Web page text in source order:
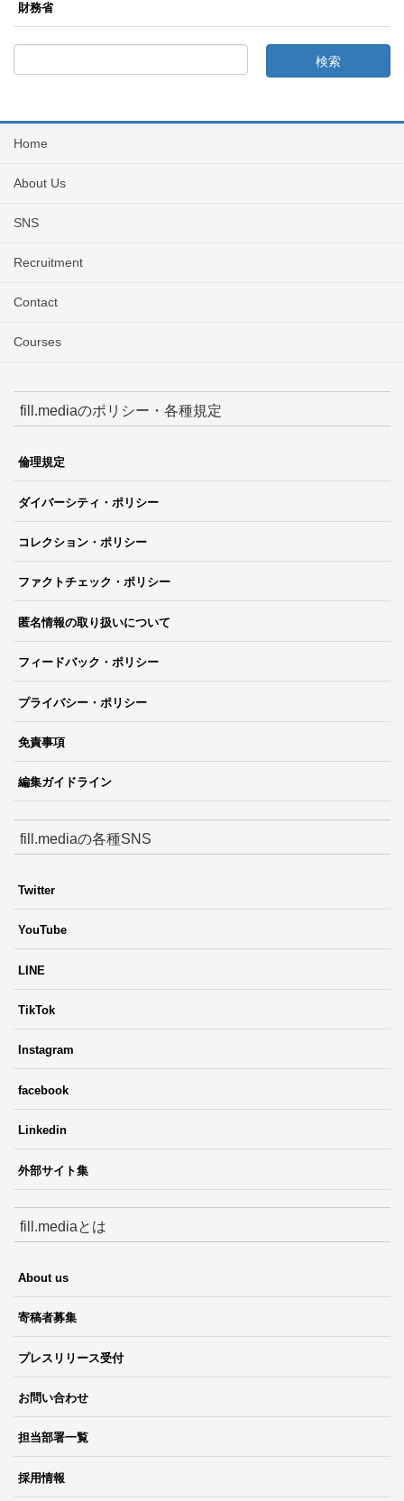
財務省
Home
About Us
SNS
Recruitment
Contact
Courses
fill.mediaのポリシー・各種規定
倫理規定
ダイバーシティ・ポリシー
コレクション・ポリシー
ファクトチェック・ポリシー
匿名情報の取り扱いについて
フィードバック・ポリシー
プライバシー・ポリシー
免責事項
編集ガイドライン
fill.mediaの各種SNS
Twitter
YouTube
LINE
TikTok
Instagram
facebook
Linkedin
外部サイト集
fill.mediaとは
About us
寄稿者募集
プレスリリース受付
お問い合わせ
担当部署一覧
採用情報